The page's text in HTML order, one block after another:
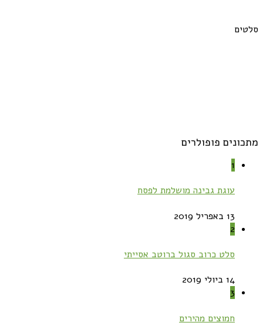
סלטים
מתכונים פופולרים
1
עוגת גבינה מושלמת לפסח
13 באפריל 2019
2
סלט כרוב סגול ברוטב אסייתי
14 ביולי 2019
3
חמוצים מהירים